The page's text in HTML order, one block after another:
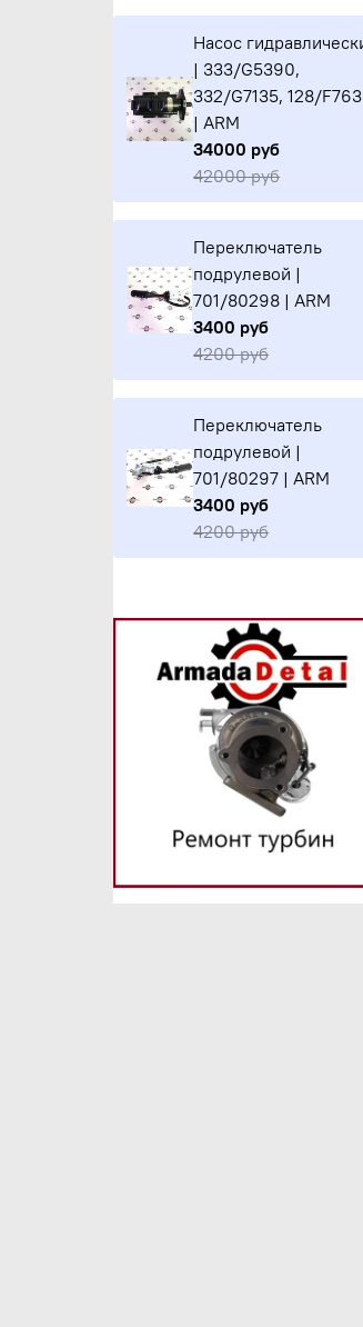
Насос
| 333/G5390,
332/G7135, 128/
| ARM
34000 руб
42000 руб
Переключатель
подрулевой |
701/80298 | ARM
3400 руб
4200 руб
Переключатель
подрулевой |
701/80297 | ARM
3400 руб
4200 руб